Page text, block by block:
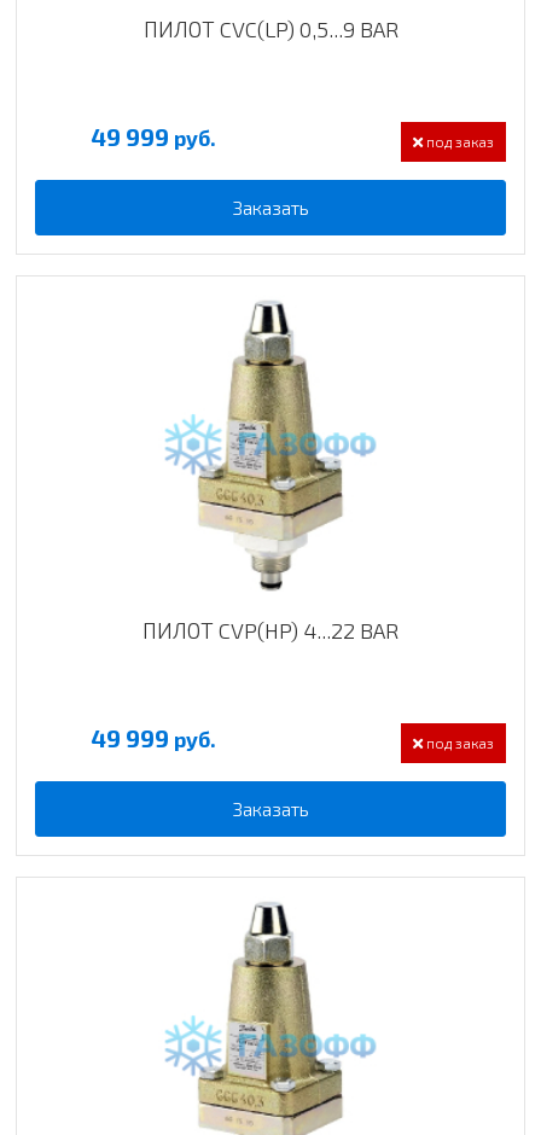
ПИЛОТ CVC(LP) 0,5...9 BAR
49 999 руб. под заказ
Заказать
ПИЛОТ CVP(HP) 4...22 BAR
49 999 руб. под заказ
Заказать